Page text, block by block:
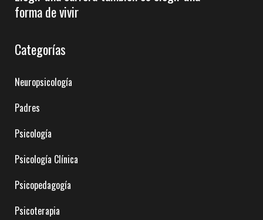
forma de vivir
Categorías
Neuropsicología
Padres
Psicología
Psicología Clínica
Psicopedagogía
Psicoterapia